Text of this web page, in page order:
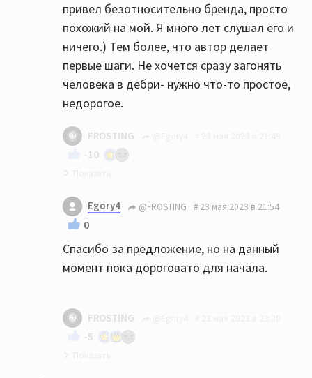
привел безотносительно бренда, просто
похожий на мой. Я много лет слушал его и
ничего.) Тем более, что автор делает
первые шаги. Не хочется сразу загонять
человека в дебри- нужно что-то простое,
недорогое.
FROSTING
-10
Могу предложить фактически новые Dali
Oberon 3 немногим дороже этих Хеко. Цвет
брашированный дуб
Egory4 @FROSTING 23 мая 2023 в 21:54
0
Спасибо за предложение, но на данный
момент пока дороговато для начала.
FROSTING
-5